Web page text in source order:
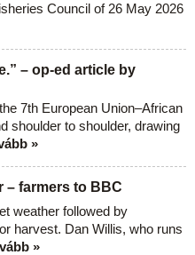
Council of 26 May 2026
– op-ed article by
7th European Union–African
shoulder to shoulder, drawing
»
– farmers to BBC
weather followed by
harvest. Dan Willis, who runs
»